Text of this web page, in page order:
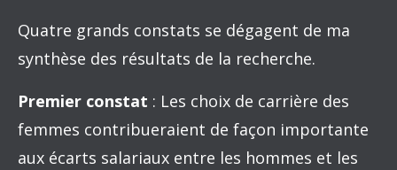
Quatre grands constats se dégagent de ma
synthèse des résultats de la recherche.
Premier constat : Les choix de carrière des
femmes contribueraient de façon importante
aux écarts salariaux entre les hommes et les